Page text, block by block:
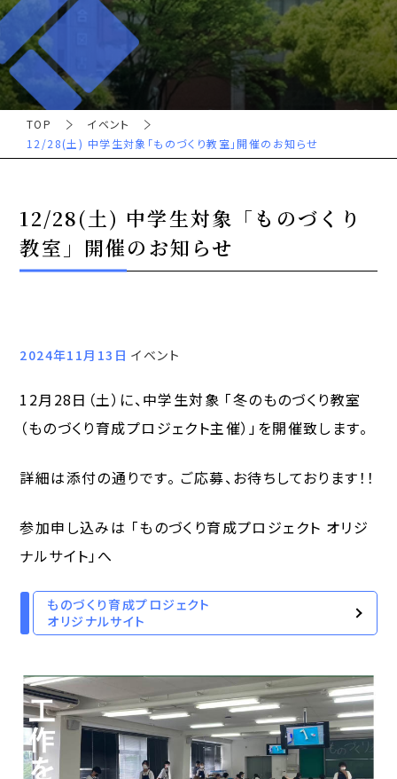
TOP
イベント
12/28(土) 中学生対象「ものづくり教室」開催のお知らせ
12/28(土) 中学生対象「ものづくり
教室」開催のお知らせ
2024年11月13日イベント
12月28日（土）に、中学生対象 「冬のものづくり教室
（ものづくり育成プロジェクト主催）」を開催致します。
詳細は添付の通りです。 ご応募、お待ちしております！！
参加申し込みは 「ものづくり育成プロジェクト オリジ
ナルサイト」へ
ものづくり育成プロジェクト
オリジナルサイト